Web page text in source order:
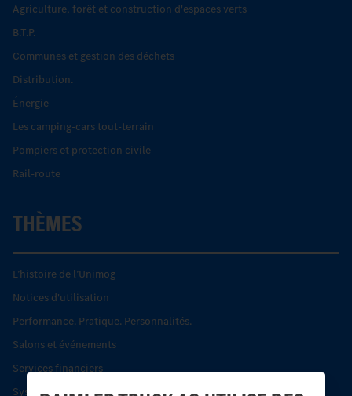
Agriculture, forêt et construction d'espaces verts
B.T.P.
Communes et gestion des déchets
Distribution.
Énergie
Les camping-cars tout-terrain
Pompiers et protection civile
Rail-route
THÈMES
L’histoire de l’Unimog
Notices d'utilisation
Performance. Pratique. Personnalités.
Salons et événements
Services financiers
Systèmes de sécurité Econic